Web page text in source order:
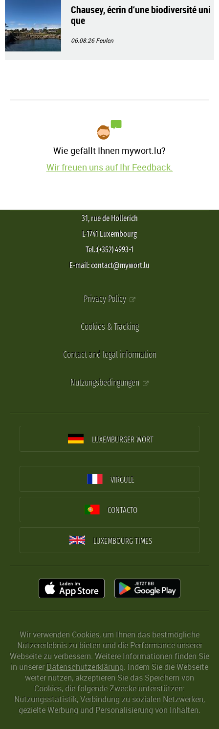
Chausey, écrin d‘une biodiversité uni
que
06.08.26Feulen
Wie gefällt Ihnen mywort.lu?
Wir freuen uns auf Ihr Feedback.
31, rue de Hollerich
L-1741 Luxembourg
Tel.:(+352) 4993-1
E-mail: contact@mywort.lu
Privacy Policy
Cookies & Tracking
Contact and legal information
Nutzungsbedingungen
LUXEMBURGER WORT
VIRGULE
CONTACTO
LUXEMBOURG TIMES
Wir verwenden Cookies, um Ihnen das bestmögliche
Nutzererlebnis zu bieten und die Performance unserer
Webseite zu verbessern. Weitere Informationen finden Sie
in unserer Datenschutzerklärung. Indem Sie die Webseite
weiter nutzen, akzeptieren Sie das Speichern von
Cookies, die folgende Zwecke unterstützen:
Nutzungsstatistik, Verbindung zu sozialen Netzwerken,
gezielte Werbung und Personalisierung von Inhalten.